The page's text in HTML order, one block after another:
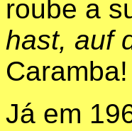
roube a
hast, auf
Caramba!
Já em